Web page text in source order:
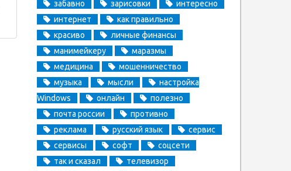
забавно
зарисовки
интересно
интернет
как правильно
красиво
личные финансы
манимейкеру
маразмы
медицина
мошенничество
музыка
мысли
настройка
Windows
онлайн
полезно
почта россии
противно
реклама
русский язык
сервис
сервисы
софт
соцсети
так и сказал
телевизор